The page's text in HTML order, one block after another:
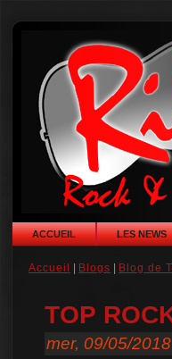
ACCUEIL LES NEWS
Accueil Blogs Blog de
TOP
mer, 09/05/